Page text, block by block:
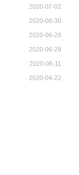
2020-07-02
2020-06-30
2020-06-29
2020-06-29
2020-06-11
2020-04-22